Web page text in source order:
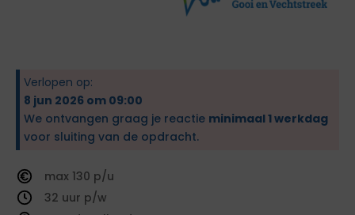
Verlopen op:
8 jun 2026 om 09:00
We ontvangen graag je reactie minimaal 1 werkdag
voor sluiting van de opdracht.
130
32